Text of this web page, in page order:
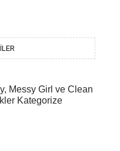
Messy Girl ve Clean
Kategorize